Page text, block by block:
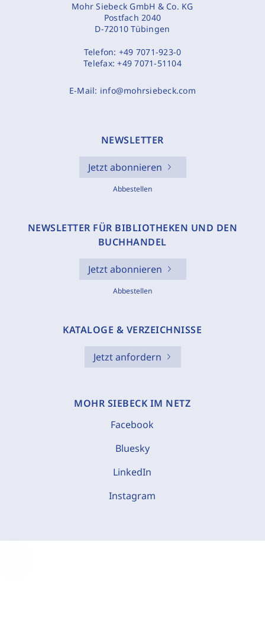
Mohr Siebeck GmbH & Co. KG
Postfach 2040
D-72010 Tübingen
Telefon: +49 7071-923-0
Telefax:+49 7071-51104
E-Mail: info@mohrsiebeck.com
NEWSLETTER
Jetzt abonnieren
Abbestellen
NEWSLETTER FÜR BIBLIOTHEKEN UND DEN
BUCHHANDEL
Jetzt abonnieren
Abbestellen
KATALOGE & VERZEICHNISSE
Jetzt anfordern
MOHR SIEBECK IM NETZ
Facebook
Bluesky
LinkedIn
Instagram